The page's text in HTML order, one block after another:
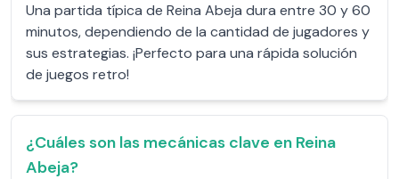
Una partida típica de Reina Abeja dura entre 30 y 60
minutos, dependiendo de la cantidad de jugadores y
sus estrategias. ¡Perfecto para una rápida solución
de juegos retro!
¿Cuáles son las mecánicas clave en Reina
Abeja?